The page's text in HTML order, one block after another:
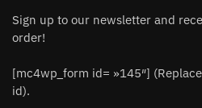
Sign up to our newsletter and
order!
[mc4wp_form id= »145″]
id).